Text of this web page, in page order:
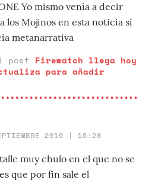
Yo mismo venía a decir
los Mojinos en esta noticia sí
metanarrativa
post Firewatch llega hoy
para añadir
2016 | 16:28
muy chulo en el que no se
que por fin sale el